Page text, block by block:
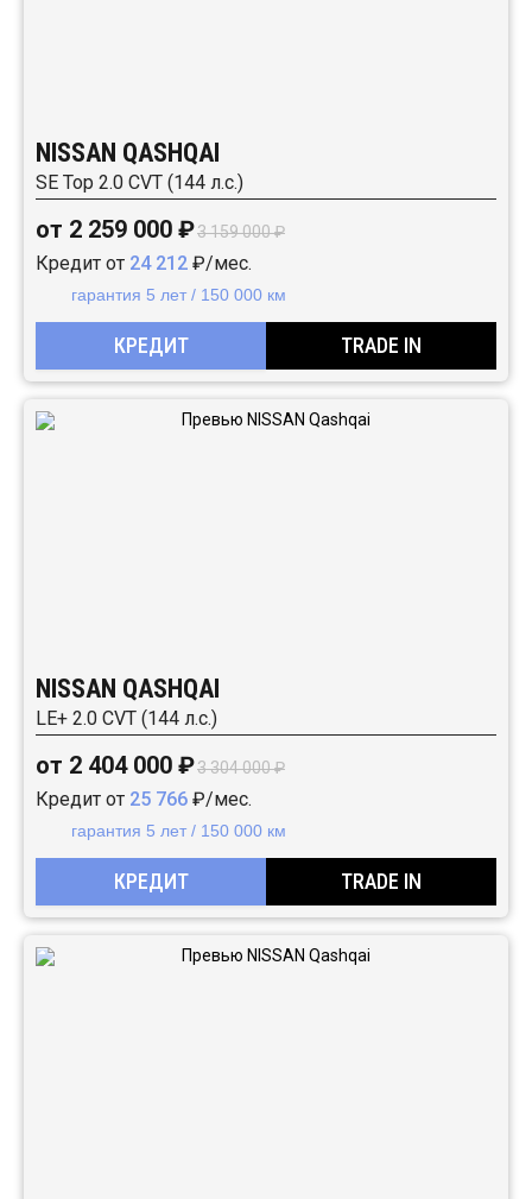
NISSAN QASHQAI
SE Top 2.0 CVT (144 л.с.)
от 2 259 000 ₽3 159 000 ₽
Кредит от 24 212 ₽/мес.
гарантия 5 лет / 150 000 км
КРЕДИТ TRADE IN
NISSAN QASHQAI
LE+ 2.0 CVT (144 л.с.)
от 2 404 000 ₽3 304 000 ₽
Кредит от 25 766 ₽/мес.
гарантия 5 лет / 150 000 км
КРЕДИТ TRADE IN